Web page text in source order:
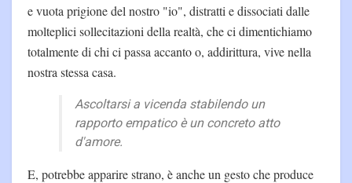
e vuota prigione del nostro "io", distratti e dissociati dalle
molteplici sollecitazioni della realtà, che ci dimentichiamo
totalmente di chi ci passa accanto o, addirittura, vive nella
nostra stessa casa.
Ascoltarsi a vicenda stabilendo un
rapporto empatico è un concreto atto
d'amore.
E, potrebbe apparire strano, è anche un gesto che produce